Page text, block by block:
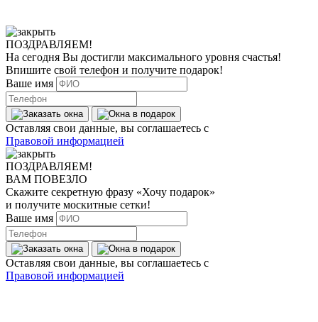
ПОЗДРАВЛЯЕМ!
На сегодня Вы достигли максимального уровня счастья!
Впишите свой телефон и получите подарок!
Ваше имя
Оставляя свои данные, вы соглашаетесь с
Правовой информацией
ПОЗДРАВЛЯЕМ!
ВАМ ПОВЕЗЛО
Скажите секретную фразу «Хочу подарок»
и получите москитные сетки!
Ваше имя
Оставляя свои данные, вы соглашаетесь с
Правовой информацией